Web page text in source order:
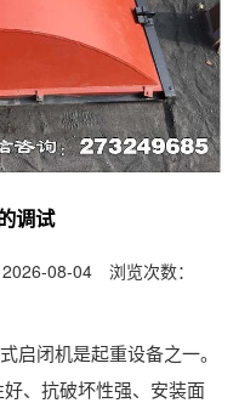
调试
08-04 浏览次数：
启闭机是起重设备之一。
、抗破坏性强、安装面